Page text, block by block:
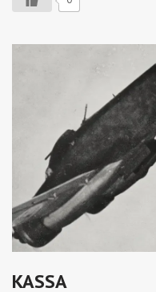
KASSA